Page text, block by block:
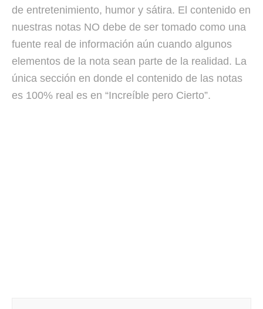
de entretenimiento, humor y sátira. El contenido en
nuestras notas NO debe de ser tomado como una
fuente real de información aún cuando algunos
elementos de la nota sean parte de la realidad. La
única sección en donde el contenido de las notas
es 100% real es en “Increíble pero Cierto”.